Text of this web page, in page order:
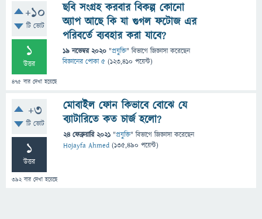
+10
টি ভোট
1
উত্তর
475 বার দেখা হয়েছে
ছবি সংগ্রহ করবার বিকল্প কোনো
অ্যাপ আছে কি যা গুগল ফটোজ এর
পরিবর্তে ব্যবহার করা যাবে?
19 নভেম্বর 2020 "প্রযুক্তি" বিভাগে জিজ্ঞাসাকরেছেন
বিজ্ঞানের পোকা ৫ (123,410 পয়েন্ট)
+3
টি ভোট
1
উত্তর
392বার দেখা হয়েছে
মোবাইল ফোন কিভাবে বোঝে যে
ব্যাটারিতে কত চার্জ হলো?
24 ফেব্রুয়ারি 2021 "প্রযুক্তি" বিভাগে জিজ্ঞাসাকরেছেন
Hojayfa Ahmed (135,490 পয়েন্ট)